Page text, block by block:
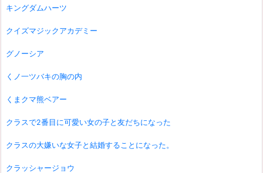
キングダムハーツ
クイズマジックアカデミー
グノーシア
くノ一ツバキの胸の内
くまクマ熊ベアー
クラスで2番目に可愛い女の子と友だちになった
クラスの大嫌いな女子と結婚することになった。
クラッシャージョウ